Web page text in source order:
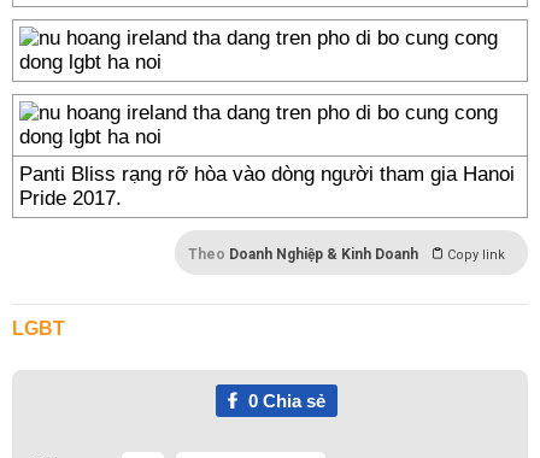
Panti Bliss rạng rỡ hòa vào dòng người tham gia Hanoi
Pride 2017.
Theo Doanh Nghiệp & Kinh Doanh Copy link
LGBT
0Chia sẻ